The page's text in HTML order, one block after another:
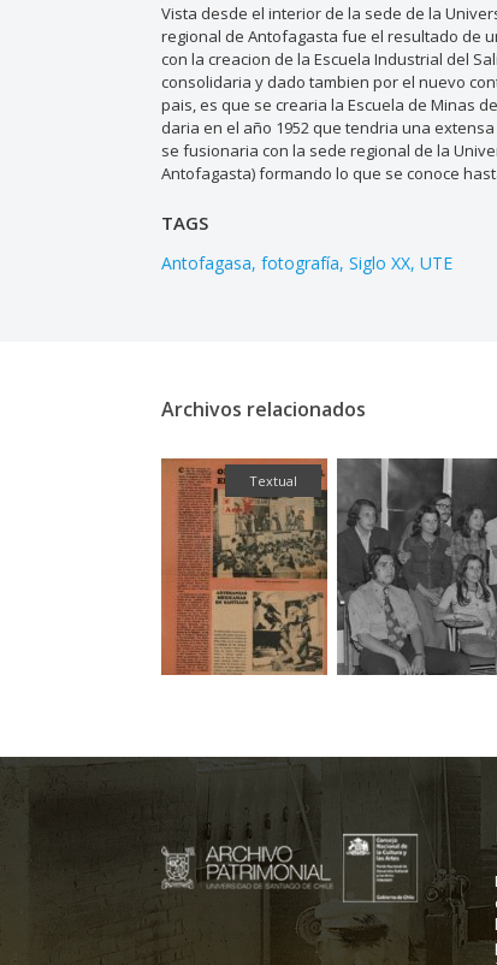
Vista desde el interior de la sede de la
regional de Antofagasta fue el resultado de
con la creacion de la Escuela Industrial del
consolidaria y dado tambien por el nuevo
pais, es que se crearia la Escuela de Minas
daria en el año 1952 que tendria una
se fusionaria con la sede regional de la
Antofagasta) formando lo que se conoce
TAGS
Antofagasa fotografía Siglo XX UTE
Archivos relacionados
Textual